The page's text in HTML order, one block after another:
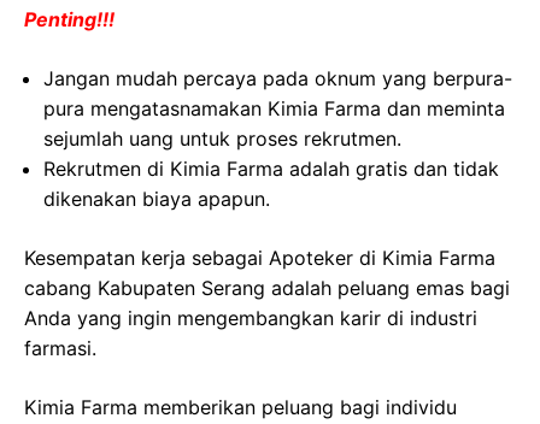
Penting!!!
Jangan mudah percaya pada oknum yang berpura-
pura mengatasnamakan Kimia Farma dan meminta
sejumlah uang untuk proses rekrutmen.
Rekrutmen di Kimia Farma adalah gratis dan tidak
dikenakan biaya apapun.
Kesempatan kerja sebagai Apoteker di Kimia Farma
cabang Kabupaten Serang adalah peluang emas bagi
Anda yang ingin mengembangkan karir di industri
farmasi.
Kimia Farma memberikan peluang bagi individu